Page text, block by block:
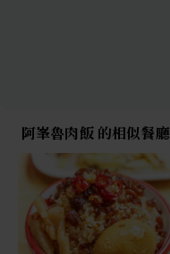
阿峯魯肉飯 的相似餐廳